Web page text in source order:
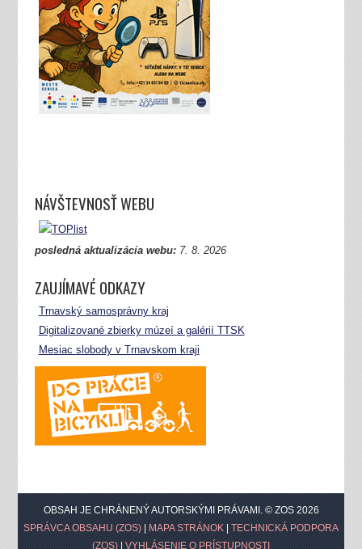
NÁVŠTEVNOSŤ WEBU
posledná aktualizácia webu:7. 8. 2026
ZAUJÍMAVÉ ODKAZY
Trnavský samosprávny kraj
Digitalizované zbierky múzeí a galérií TTSK
Mesiac slobody v Trnavskom kraji
OBSAH JE CHRÁNENÝ AUTORSKÝMI PRÁVAMI. © ZOS 2026
SPRÁVCA OBSAHU (ZOS)
MAPA STRÁNOK
TECHNICKÁ PODPORA
(ZOS)
VYHLÁSENIE O PRÍSTUPNOSTI